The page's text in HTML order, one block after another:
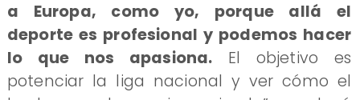
a Europa, como yo, porque allá el
deporte es profesional y podemos hacer
lo que nos apasiona. El objetivo es
potenciar la liga nacional y ver cómo el